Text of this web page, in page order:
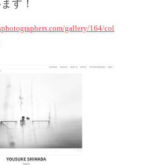
す！
gallery/164/col